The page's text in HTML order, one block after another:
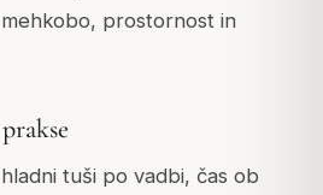
prostornost in
tuši po vadbi, čas ob